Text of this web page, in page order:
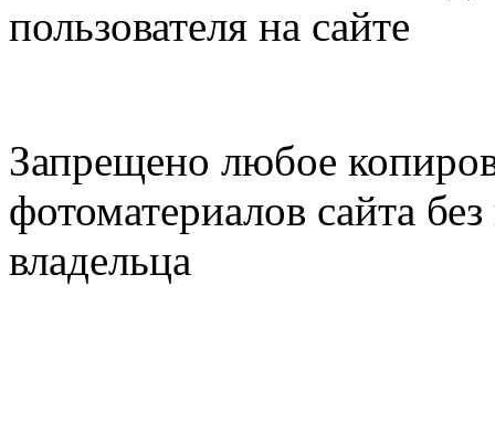
пользователя на сайте
Запрещено любое
фотоматериалов сайта
владельца